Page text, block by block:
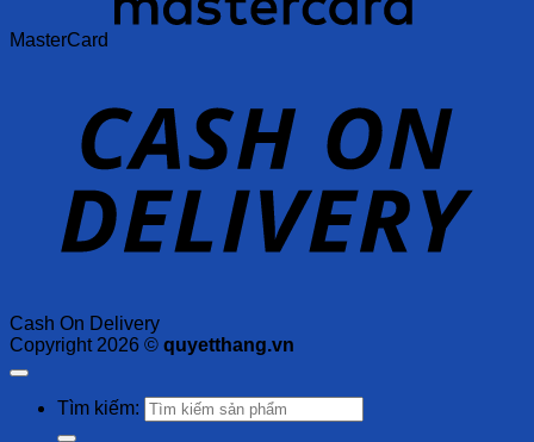
MasterCard
Cash On Delivery
Copyright 2026 © quyetthang.vn
Tìm kiếm: